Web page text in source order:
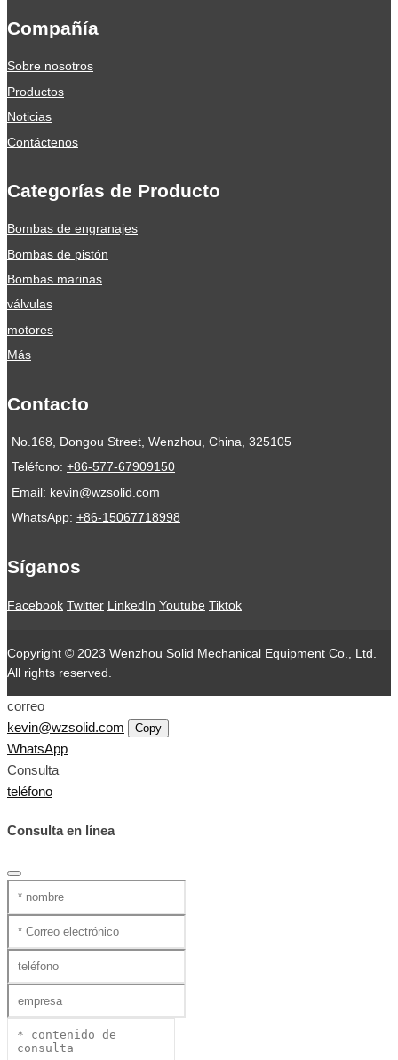
Compañía
Sobre nosotros
Productos
Noticias
Contáctenos
Categorías de Producto
Bombas de engranajes
Bombas de pistón
Bombas marinas
válvulas
motores
Más
Contacto
No.168, Dongou Street, Wenzhou, China, 325105
Teléfono: +86-577-67909150
Email: kevin@wzsolid.com
WhatsApp: +86-15067718998
Síganos
Facebook Twitter LinkedIn Youtube Tiktok
Copyright © 2023 Wenzhou Solid Mechanical Equipment Co., Ltd.
All rights reserved.
correo
kevin@wzsolid.com
Copy
WhatsApp
Consulta
teléfono
Consulta en línea